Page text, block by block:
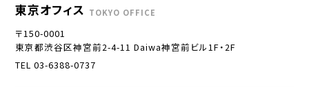
東京オフィス TOKYO OFFICE
〒150-0001
東京都渋谷区神宮前2-4-11 Daiwa神宮前ビル1F・2F
TEL 03-6388-0737